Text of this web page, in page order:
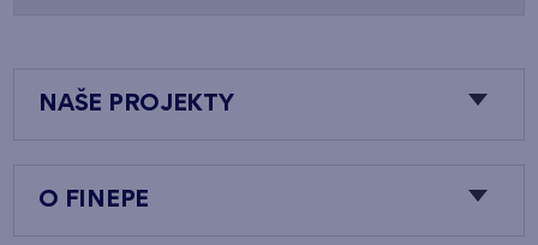
NAŠE PROJEKTY
O FINEPE